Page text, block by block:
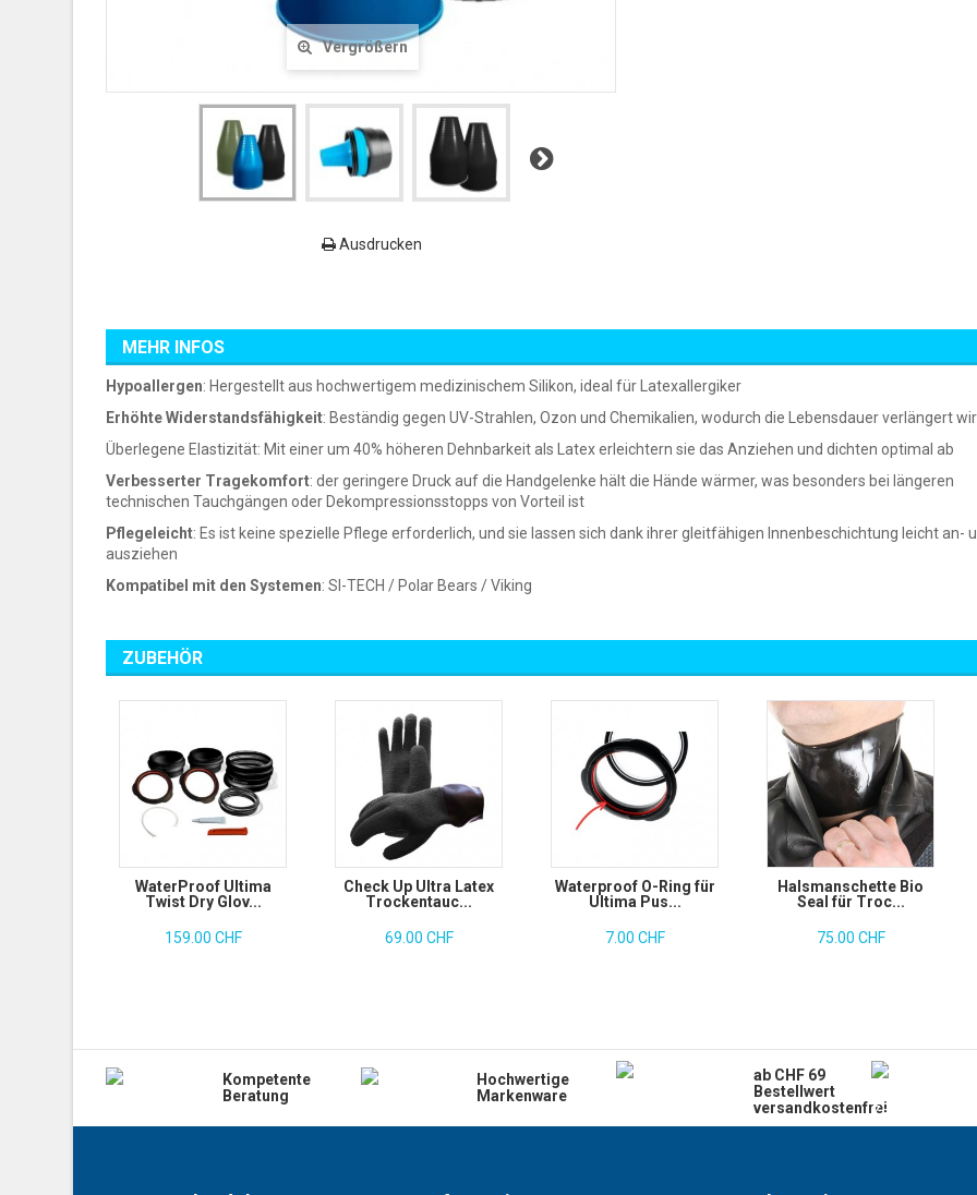
Vergrößern
Weiter
Ausdrucken
MEHR INFOS
Hypoallergen: Hergestellt aus hochwertigem medizinischem Silikon, ideal für Latexallergiker
Erhöhte Widerstandsfähigkeit: Beständig gegen UV-Strahlen, Ozon und Chemikalien, wodurch die Lebensdauer verlängert
Überlegene Elastizität: Mit einer um 40% höheren Dehnbarkeit als Latex erleichtern sie das Anziehen und dichten optimal ab
Verbesserter Tragekomfort: der geringere Druck auf die Handgelenke hält die Hände wärmer, was besonders bei längeren
technischen Tauchgängen oder Dekompressionsstopps von Vorteil ist
Pflegeleicht: Es ist keine spezielle Pflege erforderlich, und sie lassen sich dank ihrer gleitfähigen Innenbeschichtung leicht an-
ausziehen
Kompatibel mit den Systemen: SI-TECH / Polar Bears / Viking
ZUBEHÖR
WaterProof Ultima
Twist Dry Glov...
159.00 CHF
Check Up Ultra Latex
Trockentauc...
69.00 CHF
Waterproof O-Ring für
Ultima Pus...
7.00 CHF
Halsmanschette Bio
Seal für Troc...
75.00 CHF
Kompetente
Beratung
Hochwertige
Markenware
ab CHF 69
Bestellwert
versandkostenfrei